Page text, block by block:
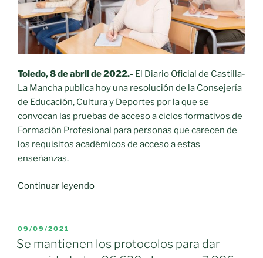
el
próximo
curso
escolar»
Toledo, 8 de abril de 2022.- El Diario Oficial de Castilla-
La Mancha publica hoy una resolución de la Consejería
de Educación, Cultura y Deportes por la que se
convocan las pruebas de acceso a ciclos formativos de
Formación Profesional para personas que carecen de
los requisitos académicos de acceso a estas
enseñanzas.
Continuar leyendo«Convocatoria
de
acceso
PUBLICADO
EL
09/09/2021
Se mantienen los protocolos para dar